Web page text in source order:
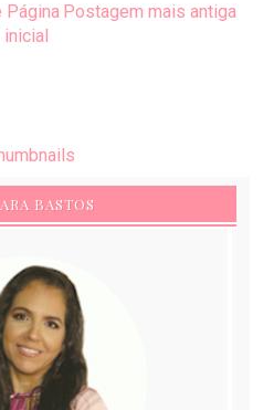
Postagem mais antiga
Página
inicial
BASTOS